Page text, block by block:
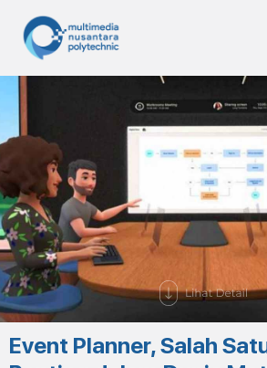
content
Event Planner, Salah